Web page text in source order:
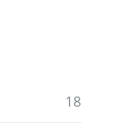
18